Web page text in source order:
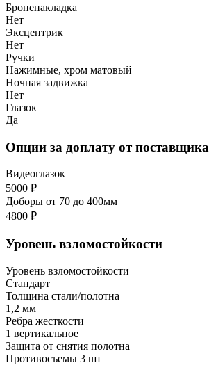
Броненакладка
Нет
Эксцентрик
Нет
Ручки
Нажимные, хром матовый
Ночная задвижка
Нет
Глазок
Да
Опции за доплату от поставщика
Видеоглазок
5000 ₽
Доборы от 70 до 400мм
4800 ₽
Уровень взломостойкости
Уровень взломостойкости
Стандарт
Толщина стали/полотна
1,2 мм
Ребра жесткости
1 вертикальное
Защита от снятия полотна
Противосъемы 3 шт